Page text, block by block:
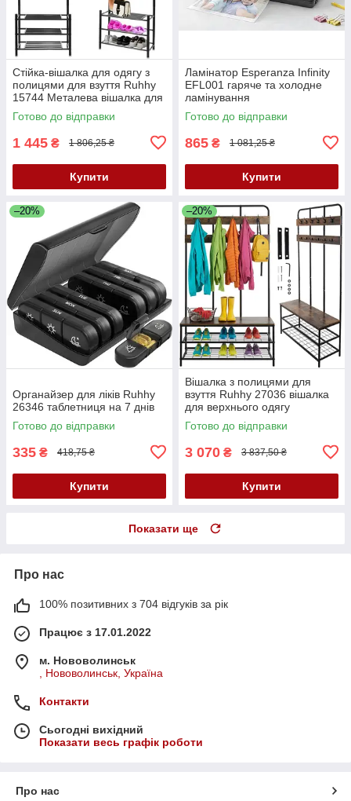
Стійка-вішалка для одягу з
полицями для взуття Ruhhy
15744 Металева вішалка для
коридору
Готово до відправки
1 445 ₴ 1 806,25 ₴
Купити
Ламінатор Esperanza Infinity
EFL001 гаряче та холодне
ламінування
Готово до відправки
865 ₴ 1 081,25 ₴
Купити
–20%
Органайзер для ліків Ruhhy
26346 таблетниця на 7 днів
Готово до відправки
335 ₴ 418,75 ₴
Купити
–20%
Вішалка з полицями для
взуття Ruhhy 27036 вішалка
для верхнього одягу
Готово до відправки
3 070 ₴ 3 837,50 ₴
Купити
Показати ще
Про нас
100% позитивних з 704 відгуків за рік
Працює з 17.01.2022
м. Нововолинськ
, Нововолинськ, Україна
Контакти
Сьогодні вихідний
Показати весь графік роботи
Про нас